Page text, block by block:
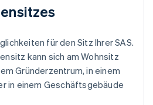
für den Sitz Ihrer SAS.
kann sich am Wohnsitz
Gründerzentrum, in einem
in einem Geschäftsgebäude